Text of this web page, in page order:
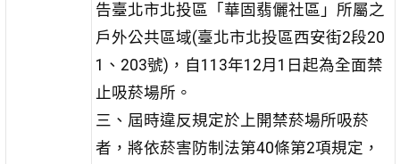
告臺北市北投區「華固翡儷社區」所屬之
戶外公共區域(臺北市北投區西安街2段20
1、203號)，自113年12月1日起為全面禁
止吸菸場所。
三、屆時違反規定於上開禁菸場所吸菸
者，將依菸害防制法第40條第2項規定，